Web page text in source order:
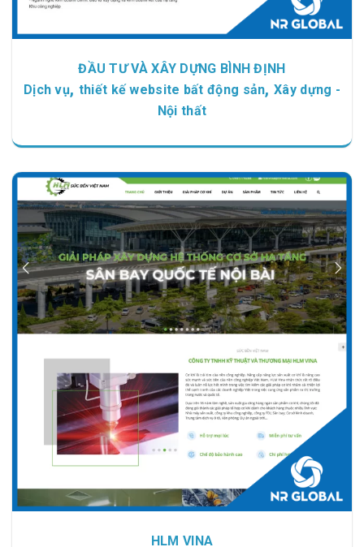
ĐẦU TƯ VÀ XÂY DỰNG BÌNH ĐỊNH
Dịch vụ, thiết kế website bất động sản,Xây dựng -
Nội thất
HLM VINA